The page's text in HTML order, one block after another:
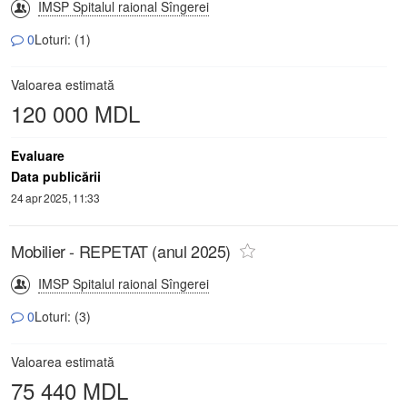
IMSP Spitalul raional Sîngerei
0Loturi: (1)
Valoarea estimată
120 000 MDL
Evaluare
Data publicării
24 apr 2025, 11:33
Mobilier - REPETAT (anul 2025)
IMSP Spitalul raional Sîngerei
0Loturi: (3)
Valoarea estimată
75 440 MDL